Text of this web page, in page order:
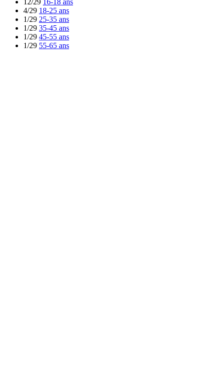
12/29 16-18 ans
4/29 18-25 ans
1/29 25-35 ans
1/29 35-45 ans
1/29 45-55 ans
1/29 55-65 ans